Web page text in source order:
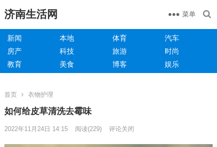
济南生活网 菜单
新闻 本地 体育
汽车
房产
科技 旅游
时尚
教育
美食 博客 娱乐
首页 衣物护理
如何给皮草清洗去霉味
2022年11月24日 14:15 阅读(229) 评论关闭